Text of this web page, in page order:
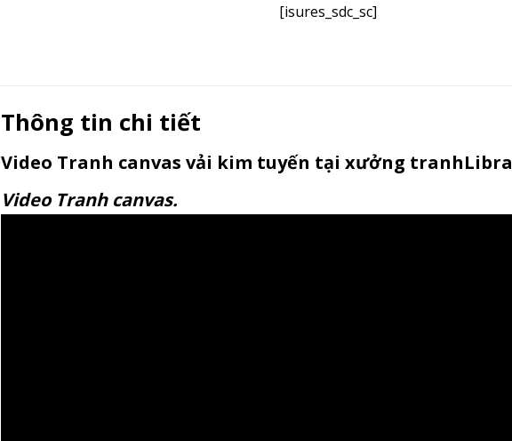
[isures_sdc_sc]
Thông tin chi tiết
Video Tranh canvas vải kim tuyến tại xưởng tranhLibra
Video Tranh canvas.